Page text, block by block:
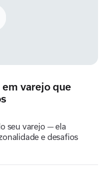
em varejo que
seu varejo — ela
e desafios